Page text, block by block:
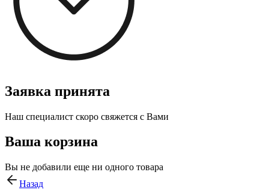
Заявка принята
Наш специалист скоро свяжется с Вами
Ваша корзина
Вы не добавили еще ни одного товара
Назад